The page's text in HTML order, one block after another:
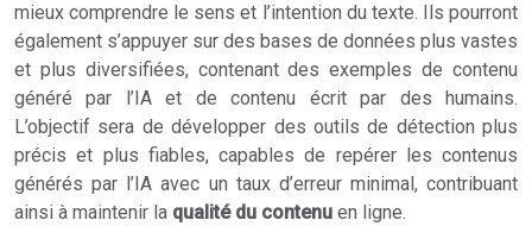
mieux comprendre le sens et l’intention du texte. Ils pourront
également s’appuyer sur des bases de données plus vastes
et plus diversifiées, contenant des exemples de contenu
généré par l’IA et de contenu écrit par des humains.
L’objectif sera de développer des outils de détection plus
précis et plus fiables, capables de repérer les contenus
générés par l’IA avec un taux d’erreur minimal, contribuant
ainsi à maintenir la qualité du contenu en ligne.